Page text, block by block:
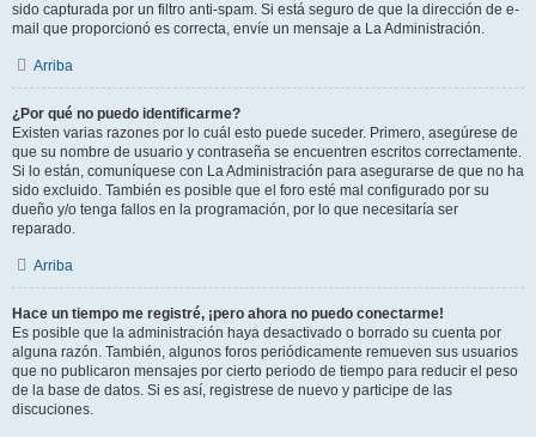
sido capturada por un filtro anti-spam. Si está seguro de que la dirección de e-
mail que proporcionó es correcta, envíe un mensaje a La Administración.
Arriba
¿Por qué no puedo identificarme?
Existen varias razones por lo cuál esto puede suceder. Primero, asegúrese de
que su nombre de usuario y contraseña se encuentren escritos correctamente.
Si lo están, comuníquese con La Administración para asegurarse de que no ha
sido excluido. También es posible que el foro esté mal configurado por su
dueño y/o tenga fallos en la programación, por lo que necesitaría ser
reparado.
Arriba
Hace un tiempo me registré, ¡pero ahora no puedo conectarme!
Es posible que la administración haya desactivado o borrado su cuenta por
alguna razón. También, algunos foros periódicamente remueven sus usuarios
que no publicaron mensajes por cierto periodo de tiempo para reducir el peso
de la base de datos. Si es así, registrese de nuevo y participe de las
discuciones.